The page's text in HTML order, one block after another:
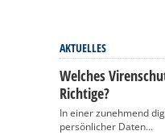
AKTUELLES
Welches
Richtige?
In einer zunehmend
persönlicher Daten...